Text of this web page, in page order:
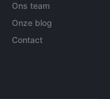
Ons team
Onze blog
Contact